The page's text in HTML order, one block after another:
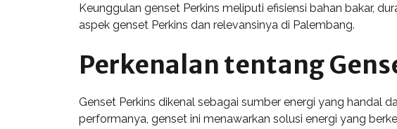
Keunggulan genset Perkins meliputi efisiensi bahan bakar,
aspek genset Perkins dan relevansinya di Palembang.
Perkenalan tentang
Genset Perkins dikenal sebagai sumber energi yang handal
performanya, genset ini menawarkan solusi energi yang